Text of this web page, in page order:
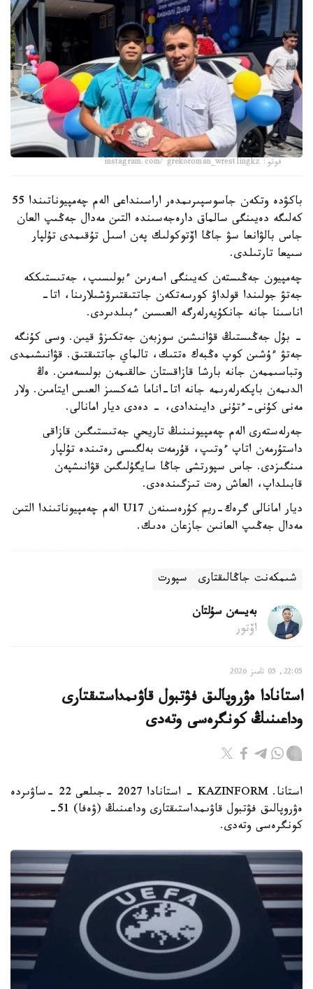
فوتو: instagram.com/ grekoroman_wrestlingkz
باكۋدە وتكەن جاسوسپىرىمدەر اراسىنداعى الەم چەمپيوناتىندا 55
كەلىگە دەيىنگى سالماق دارەجەسىندە التىن مەدال جەڭىپ العان
جاس بالۋانعا سۋ جاڭا اۆتوكولىك پەن اسىل تۇقىمدى تۇلپار
سىيعا تارتىلدى.
چەمپيون جەڭىستەن كەيىنگى اسەرىن ءبولىسىپ، جەتىستىككە
جەتۋ جولىندا قولداۋ كورسەتكەن جاتتىقتىرۋشىلارىنا، اتا-
اناسىنا جانە جانكۇيەرلەرگە العىسىن ءبىلدىردى.
- بۇل جەڭىستىڭ قۋانىشىن سوزبەن جەتكىزۋ قيىن. وسى كۇنگە
جەتۋ ءۇشىن كوپ ەڭبەك ەتتىك، تالماي جاتتىقتىق. قۋانىشىمدى
وتباسىممەن جانە بارشا قازاقستان حالقىمەن بولىسەمىن. ەڭ
الدىمەن باپكەرلەرىمە جانە اتا-اناما شەكسىز العىس ايتامىن. ولار
مەنى كۇنى-ءتۇنى دايىندادى، - دەدى ديار امانالى.
جەرلەستەرى الەم چەمپيونىنىڭ تاريحي جەتىستىگىن قازاقى
داستۇرمەن اتاپ ءوتىپ، قۇرمەت بەلگىسى رەتىندە تۇلپار
مىنگىزدى. جاس سپورتشى جاڭا سايگۇلىگىن قۋانىشپەن
قابىلداپ، العاش رەت تىزگىندەدى.
ديار امانالى گرەك-ريم كۇرەسىنەن U17 الەم چەمپيوناتىندا التىن
مەدال جەڭىپ العانىن جازعان ەدىك.
شىمكەنت جاڭالىقتارى سپورت
بەيسەن سۇلتان
اۆتور
22:05, 05 تامىز 2026
استانادا ەۋروپالىق فۋتبول قاۋىمداستىقتارى
وداعىنىڭ كونگرەسى وتەدى
استانا. KAZINFORM - استانادا 2027 -جىلعى 22 -ساۋىردە
ەۋروپالىق فۋتبول قاۋىمداستىقتارى وداعىنىڭ (ۋەفا) 51-
كونگرەسى وتەدى.